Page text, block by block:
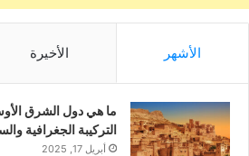
الأشهر الأخيرة
ما هي دول الشرق
التركيبة الجغرافية
أبريل 17, 2025